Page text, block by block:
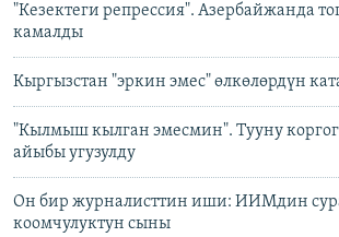
"Кезектеги репрессия". Азербайжанда
камалды
Кыргызстан "эркин эмес" өлкөлөрдүн
"Кылмыш кылган эмесмин". Тууну
айыбы угузулду
Он бир журналисттин иши: ИИМдин
коомчулуктун сыны